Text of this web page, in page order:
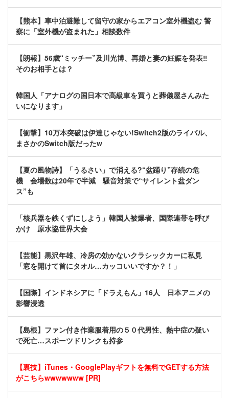
【熊本】車中泊避難して留守の家からエアコン室外機盗む 警
察に「室外機が盗まれた」相談数件
【朗報】56歳“ミッチー”及川光博、再婚と妻の妊娠を発表‼
そのお相手とは？
韓国人「アナログの国日本で高級車を買うと葬儀屋さんみた
いになります」
【衝撃】10万本突破は伊達じゃない!Switch2版のライバル、
まさかのSwitch版だったw
【夏の風物詩】「うるさい」で消える?“盆踊り”存続の危
機 会場数は20年で半減 騒音対策で“サイレント盆ダン
ス”も
「核兵器を鉄くずにしよう」韓国人被爆者、国際連帯を呼び
かけ 原水協世界大会
【芸能】黒沢年雄、冷房の効かないクラシックカーに私見
「窓を開けて首にタオル…カッコいいですか？！」
【国際】インドネシアに「ドラえもん」16人 日本アニメの
影響浸透
【島根】ファン付き作業服着用の５０代男性、熱中症の疑い
で死亡…スポーツドリンクも持参
【裏技】iTunes・GooglePlayギフトを無料でGETする方法
がこちらwwwwwww [PR]